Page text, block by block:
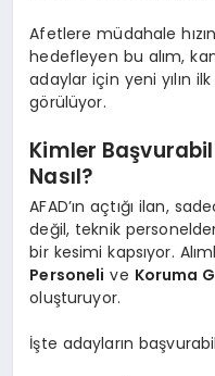
Afetlere müdahale
hedefleyen bu alım,
adaylar için yeni yılın
görülüyor.
Kimler
Nasıl?
AFAD’ın açtığı ilan,
değil, teknik
bir kesimi kapsıyor.
Personeli ve Koruma
oluşturuyor.
İşte adayların